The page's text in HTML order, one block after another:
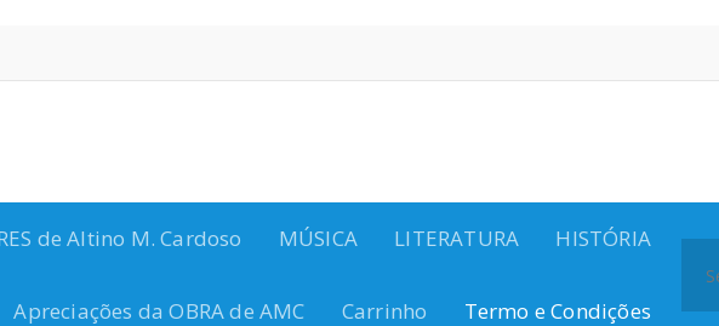
de Altino M. Cardoso MÚSICA LITERATURA HISTÓRIA
Apreciações da OBRA de AMC Carrinho Termo e Condições
for: